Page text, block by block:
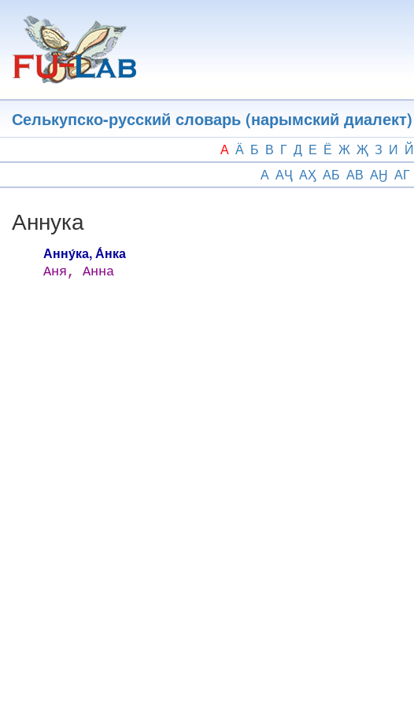
основному
содержанию
Селькупско-русский словарь (нарымский диалект)
А Ӓ Б В Г Д Е Ё Ж Җ З И Й
А АҶ АӼ АБ АВ АӇ АГ
Аннука
Анну́ка, А́нка
Аня, Анна